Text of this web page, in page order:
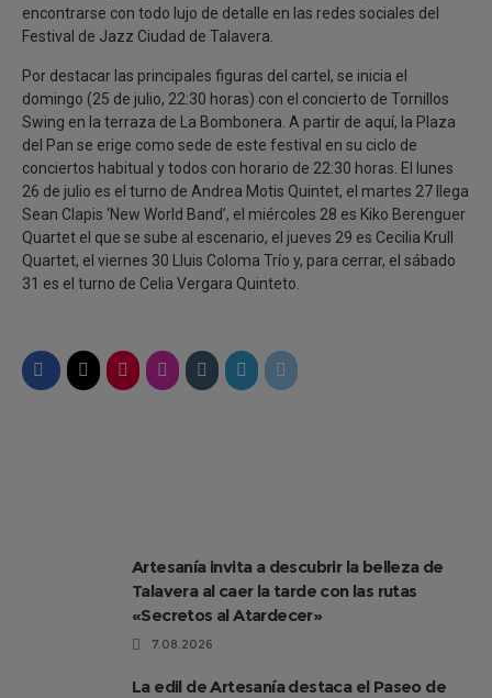
encontrarse con todo lujo de detalle en las redes sociales del
Festival de Jazz Ciudad de Talavera.
Por destacar las principales figuras del cartel, se inicia el
domingo (25 de julio, 22:30 horas) con el concierto de Tornillos
Swing en la terraza de La Bombonera. A partir de aquí, la Plaza
del Pan se erige como sede de este festival en su ciclo de
conciertos habitual y todos con horario de 22:30 horas. El lunes
26 de julio es el turno de Andrea Motis Quintet, el martes 27 llega
Sean Clapis ‘New World Band’, el miércoles 28 es Kiko Berenguer
Quartet el que se sube al escenario, el jueves 29 es Cecilia Krull
Quartet, el viernes 30 Lluis Coloma Trío y, para cerrar, el sábado
31 es el turno de Celia Vergara Quinteto.
Artesanía invita a descubrir la belleza de
Talavera al caer la tarde con las rutas
«Secretos al Atardecer»
7.08.2026
La edil de Artesanía destaca el Paseo de